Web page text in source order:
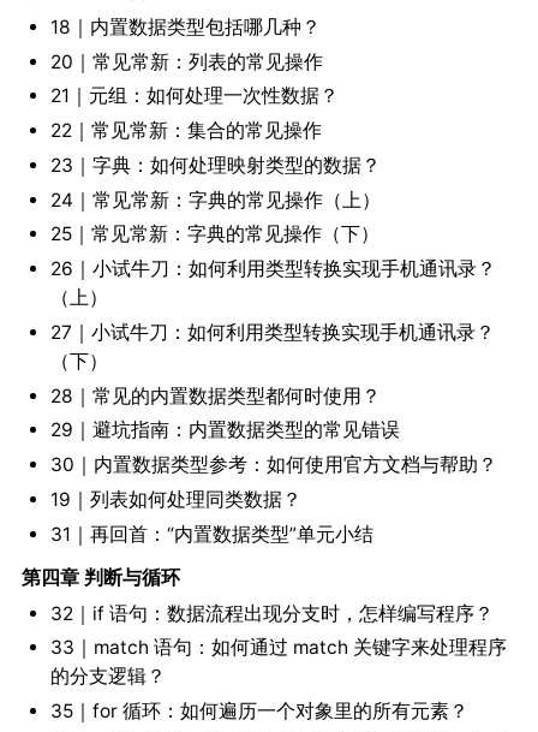
18｜内置数据类型包括哪几种？
20｜常见常新：列表的常见操作
21｜元组：如何处理一次性数据？
22｜常见常新：集合的常见操作
23｜字典：如何处理映射类型的数据？
24｜常见常新：字典的常见操作（上）
25｜常见常新：字典的常见操作（下）
26｜小试牛刀：如何利用类型转换实现手机通讯录？
（上）
27｜小试牛刀：如何利用类型转换实现手机通讯录？
（下）
28｜常见的内置数据类型都何时使用？
29｜避坑指南：内置数据类型的常见错误
30｜内置数据类型参考：如何使用官方文档与帮助？
19｜列表如何处理同类数据？
31｜再回首：“内置数据类型”单元小结
第四章 判断与循环
32｜if 语句：数据流程出现分支时，怎样编写程序？
33｜match 语句：如何通过 match 关键字来处理程序
的分支逻辑？
35｜for 循环：如何遍历一个对象里的所有元素？